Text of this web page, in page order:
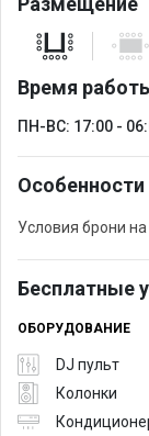
Время
ПН-ВС: 17:00 -
Особенности
Условия брони
Бесплатные
ОБОРУДОВАНИЕ
DJ пульт
Колонки